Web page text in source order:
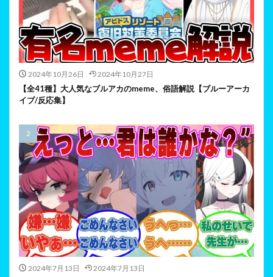
2024年10月26日 2024年10月27日
【全41種】大人気なブルアカのmeme、俗語解説【ブルーアーカ
イブ/反応集】
2024年7月13日 2024年7月13日